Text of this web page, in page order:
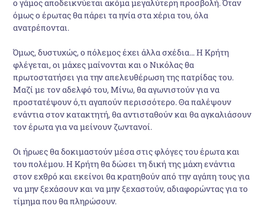
ο γάμος αποδεικνύεται ακόμα μεγαλύτερη προσβολή. Όταν
όμως ο έρωτας θα πάρει τα ηνία στα χέρια του, όλα
ανατρέπονται.
Όμως, δυστυχώς, ο πόλεμος έχει άλλα σχέδια… Η Κρήτη
φλέγεται, οι μάχες μαίνονται και ο Νικόλας θα
πρωτοστατήσει για την απελευθέρωση της πατρίδας του.
Μαζί με τον αδελφό του, Μίνω, θα αγωνιστούν για να
προστατέψουν ό,τι αγαπούν περισσότερο. Θα παλέψουν
ενάντια στον κατακτητή, θα αντισταθούν και θα αγκαλιάσουν
τον έρωτα για να μείνουν ζωντανοί.
Οι ήρωες θα δοκιμαστούν μέσα στις φλόγες του έρωτα και
του πολέμου. Η Κρήτη θα δώσει τη δική της μάχη ενάντια
στον εχθρό και εκείνοι θα κρατηθούν από την αγάπη τους για
να μην ξεχάσουν και να μην ξεχαστούν, αδιαφορώντας για το
τίμημα που θα πληρώσουν.